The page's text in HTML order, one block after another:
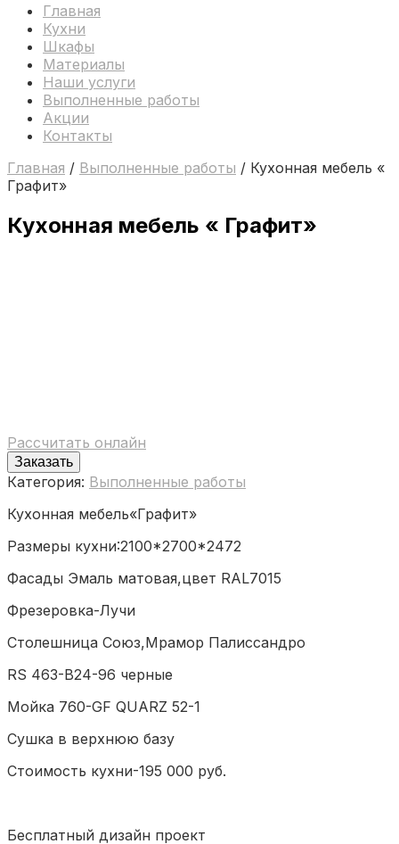
Главная
Кухни
Шкафы
Материалы
Наши услуги
Выполненные работы
Акции
Контакты
Главная / Выполненные работы / Кухонная мебель «
Графит»
Кухонная мебель « Графит»
Рассчитать онлайн
Заказать
Категория: Выполненные работы
Кухонная мебель«Графит»
Размеры кухни:2100*2700*2472
Фасады Эмаль матовая,цвет RAL7015
Фрезеровка-Лучи
Столешница Союз,Мрамор Палиссандро
RS 463-B24-96 черные
Мойка 760-GF QUARZ 52-1
Сушка в верхнюю базу
Стоимость кухни-195 000 руб.
Бесплатный дизайн проект